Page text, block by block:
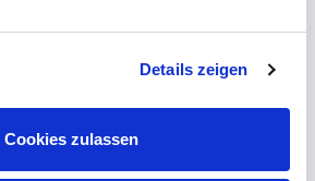
Details zeigen
Cookies zulassen